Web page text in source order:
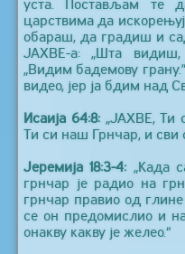
уста. Постављам те
царствима да
обараш, да градиш и
ЈАХВЕ-а: „Шта видиш,
„Видим бадемову
видео, јер ја бдим над
Исаија 64:8:„ЈАХВЕ, Ти
Ти си наш Грнчар, и сви
Јеремија 18:3-4: „Када
грнчар је радио на
грнчар правио од
се он предомислио и
онакву какву је желео.“